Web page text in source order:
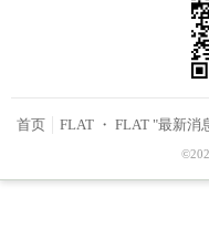
首页 FLAT ・ FLAT "最新消